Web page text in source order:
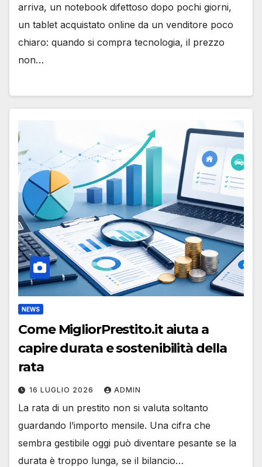
arriva, un notebook difettoso dopo pochi giorni,
un tablet acquistato online da un venditore poco
chiaro: quando si compra tecnologia, il prezzo
non…
NEWS
Come MigliorPrestito.it aiuta a
capire durata e sostenibilità della
rata
16 LUGLIO 2026 ADMIN
La rata di un prestito non si valuta soltanto
guardando l’importo mensile. Una cifra che
sembra gestibile oggi può diventare pesante se la
durata è troppo lunga, se il bilancio…